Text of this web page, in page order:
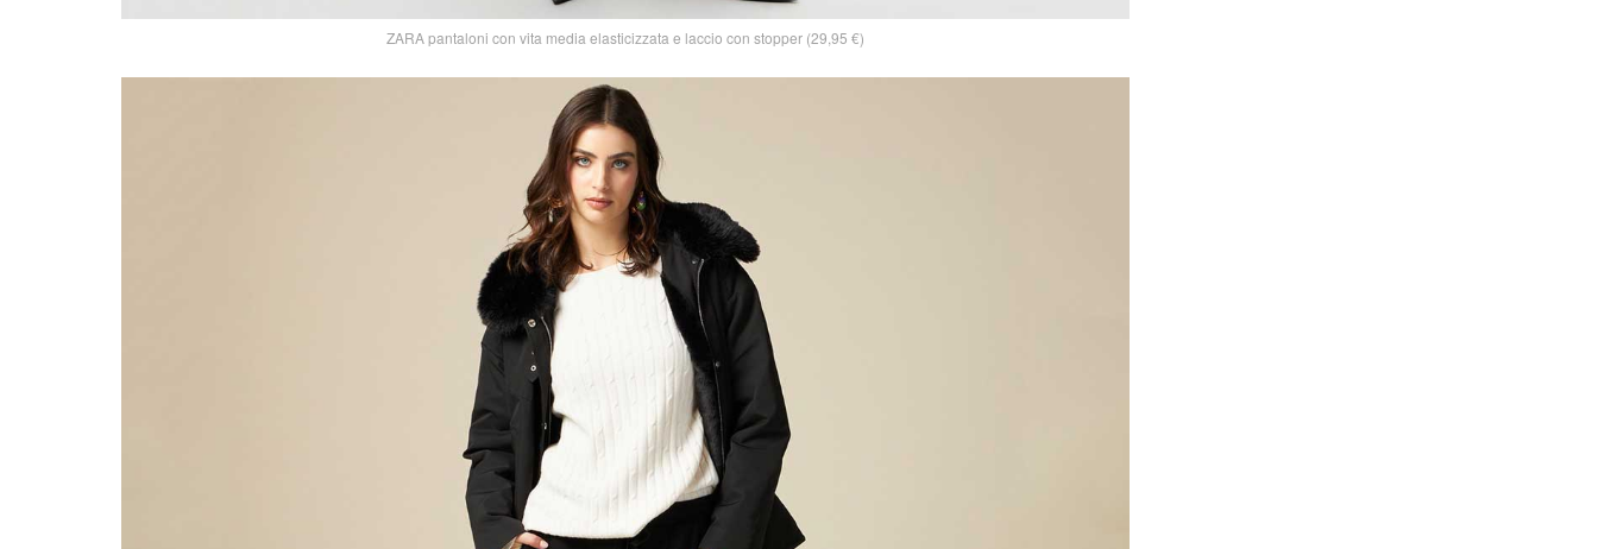
ZARA pantaloni con vita media elasticizzata e laccio con stopper (29,95 €)